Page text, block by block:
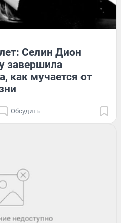
Селин Дион
завершила
как мучается от
Обсудить